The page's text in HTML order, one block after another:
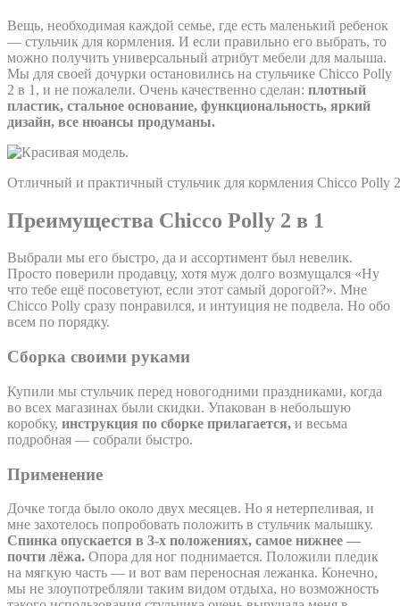
Вещь, необходимая каждой семье, где есть маленький ребенок
— стульчик для кормления. И если правильно его выбрать, то
можно получить универсальный атрибут мебели для малыша.
Мы для своей дочурки остановились на стульчике Chicco Polly
2 в 1, и не пожалели. Очень качественно сделан: плотный
пластик, стальное основание, функциональность, яркий
дизайн, все нюансы продуманы.
Отличный и практичный стульчик для кормления Chicco Polly
Преимущества Chicco Polly 2 в 1
Выбрали мы его быстро, да и ассортимент был невелик.
Просто поверили продавцу, хотя муж долго возмущался «Ну
что тебе ещё посоветуют, если этот самый дорогой?». Мне
Chicco Polly сразу понравился, и интуиция не подвела. Но обо
всем по порядку.
Сборка своими руками
Купили мы стульчик перед новогодними праздниками, когда
во всех магазинах были скидки. Упакован в небольшую
коробку, инструкция по сборке прилагается, и весьма
подробная — собрали быстро.
Применение
Дочке тогда было около двух месяцев. Но я нетерпеливая, и
мне захотелось попробовать положить в стульчик малышку.
Спинка опускается в 3-х положениях, самое нижнее —
почти лёжа. Опора для ног поднимается. Положили пледик
на мягкую часть — и вот вам переносная лежанка. Конечно,
мы не злоупотребляли таким видом отдыха, но возможность